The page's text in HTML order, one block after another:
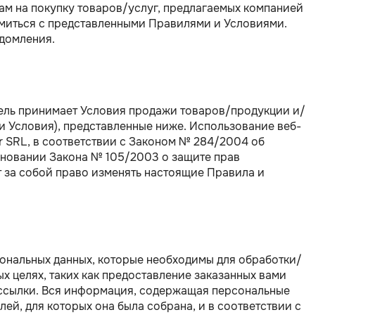
на покупку товаров/услуг, предлагаемых компанией
с представленными Правилями и Условиями.
принимает Условия продажи товаров/продукции и/
Условия), представленные ниже. Использование веб-
SRL, в соответствии с Законом № 284/2004 об
Закона № 105/2003 о защите прав
собой право изменять настоящие Правила и
данных, которые необходимы для обработки/
таких как предоставление заказанных вами
Вся информация, содержащая персональные
для которых она была собрана, и в соответствии с